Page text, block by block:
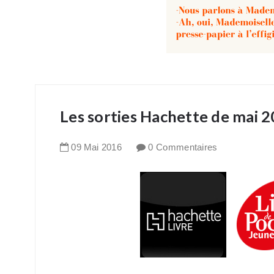
Les sorties Hachette de mai
09 Mai 2016 0 Commentaires